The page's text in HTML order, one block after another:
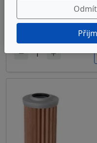
7 472 Kč bez DPH